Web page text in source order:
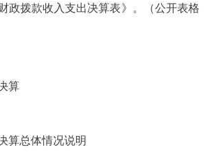
政拨款收入支出决算表》。（公开表格
算
算总体情况说明